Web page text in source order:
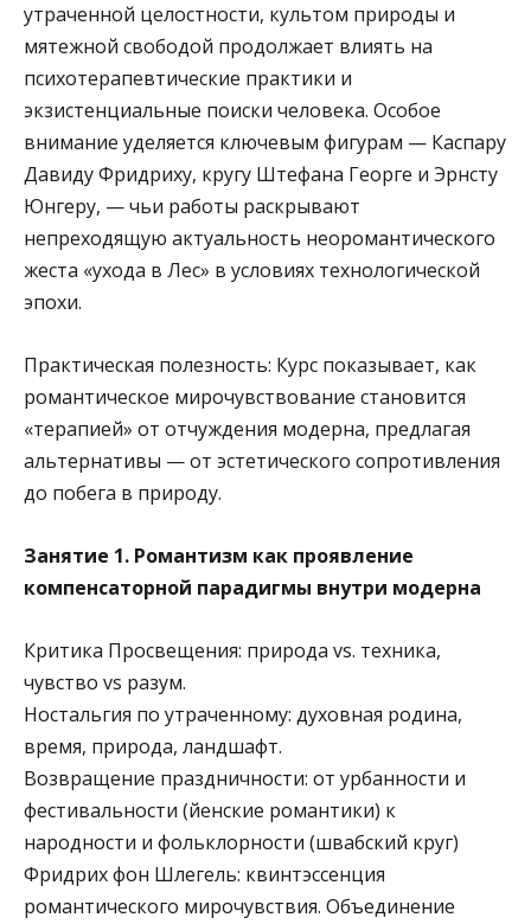
утраченной целостности, культом природы и
мятежной свободой продолжает влиять на
психотерапевтические практики и
экзистенциальные поиски человека. Особое
внимание уделяется ключевым фигурам — Каспару
Давиду Фридриху, кругу Штефана Георге и Эрнсту
Юнгеру, — чьи работы раскрывают
непреходящую актуальность неоромантического
жеста «ухода в Лес» в условиях технологической
эпохи.
Практическая полезность: Курс показывает, как
романтическое мирочувствование становится
«терапией» от отчуждения модерна, предлагая
альтернативы — от эстетического сопротивления
до побега в природу.
Занятие 1. Романтизм как проявление
компенсаторной парадигмы внутри модерна
Критика Просвещения: природа vs. техника,
чувство vs разум.
Ностальгия по утраченному: духовная родина,
время, природа, ландшафт.
Возвращение праздничности: от урбанности и
фестивальности (йенские романтики) к
народности и фольклорности (швабский круг)
Фридрих фон Шлегель: квинтэссенция
романтического мирочувствия. Объединение